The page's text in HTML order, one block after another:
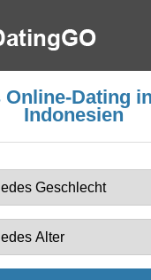
Dating
Indonesien